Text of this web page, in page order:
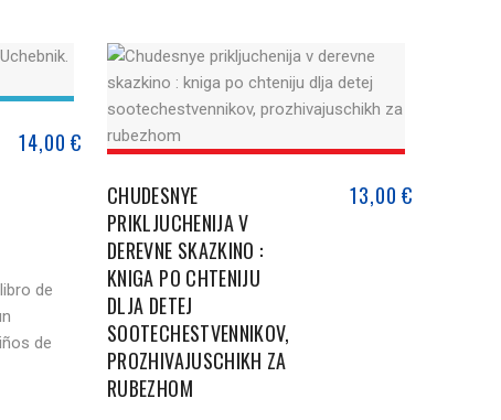
14,00€
de
de
CHUDESNYE
PRIKLJUCHENIJA V
DEREVNE SKAZKINO :
KNIGA PO CHTENIJU
DLJA DETEJ
SOOTECHESTVENNIKOV,
PROZHIVAJUSCHIKH ZA
RUBEZHOM
13,00€